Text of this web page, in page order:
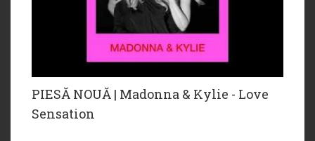
PIESĂ NOUĂ | Madonna & Kylie - Love
Sensation